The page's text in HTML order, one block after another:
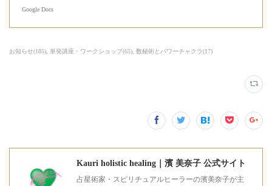
Google Docs
お知らせ(185) 単発講座・ワークショップ(65) 数秘術とパワーチャクラ(17)
Kauri holistic healing｜濱 美奈子 公式サイト
占星術家・スピリチュアルヒーラーの濱美奈子が主